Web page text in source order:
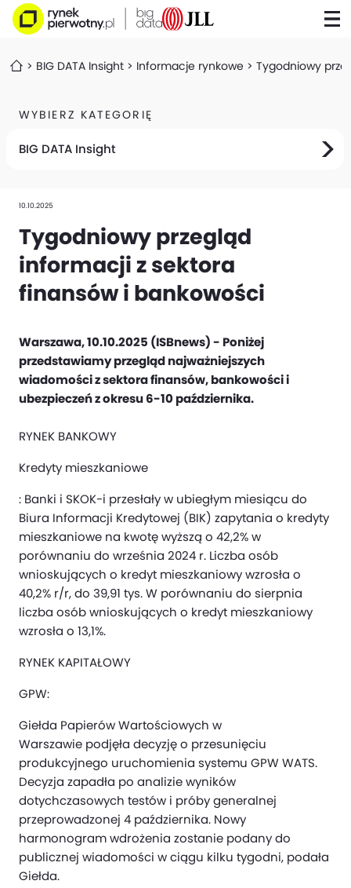
BIG DATA Insight Informacje rynkowe Tygodniowy
WYBIERZ KATEGORIĘ
BIG DATA Insight
10.10.2025
Tygodniowy przegląd
informacji z sektora
finansów i bankowości
Warszawa, 10.10.2025 (ISBnews) - Poniżej
przedstawiamy przegląd najważniejszych
wiadomości z sektora finansów, bankowości i
ubezpieczeń z okresu 6-10 października.
RYNEK BANKOWY
Kredyty mieszkaniowe
: Banki i SKOK-i przesłały w ubiegłym miesiącu do
Biura Informacji Kredytowej (BIK) zapytania o kredyty
mieszkaniowe na kwotę wyższą o 42,2% w
porównaniu do września 2024 r. Liczba osób
wnioskujących o kredyt mieszkaniowy wzrosła o
40,2% r/r, do 39,91 tys. W porównaniu do sierpnia
liczba osób wnioskujących o kredyt mieszkaniowy
wzrosła o 13,1%.
RYNEK KAPITAŁOWY
GPW:
Giełda Papierów Wartościowych w
Warszawie podjęła decyzję o przesunięciu
produkcyjnego uruchomienia systemu GPW WATS.
Decyzja zapadła po analizie wyników
dotychczasowych testów i próby generalnej
przeprowadzonej 4 października. Nowy
harmonogram wdrożenia zostanie podany do
publicznej wiadomości w ciągu kilku tygodni, podała
Giełda.